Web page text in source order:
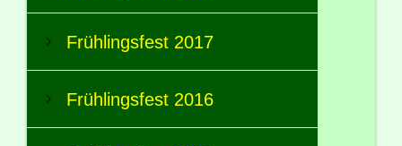
Frühlingsfest 2017
Frühlingsfest 2016